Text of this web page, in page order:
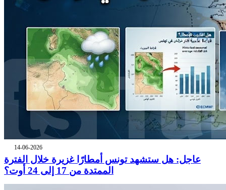
14-06-2026
عاجل: هل ستشهد تونس أمطارًا غزيرة خلال الفترة
الممتدة من 17 إلى 24 أوت؟